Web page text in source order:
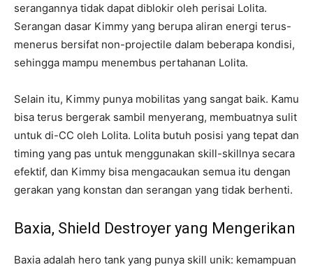
serangannya tidak dapat diblokir oleh perisai Lolita.
Serangan dasar Kimmy yang berupa aliran energi terus-
menerus bersifat non-projectile dalam beberapa kondisi,
sehingga mampu menembus pertahanan Lolita.
Selain itu, Kimmy punya mobilitas yang sangat baik. Kamu
bisa terus bergerak sambil menyerang, membuatnya sulit
untuk di-CC oleh Lolita. Lolita butuh posisi yang tepat dan
timing yang pas untuk menggunakan skill-skillnya secara
efektif, dan Kimmy bisa mengacaukan semua itu dengan
gerakan yang konstan dan serangan yang tidak berhenti.
Baxia, Shield Destroyer yang Mengerikan
Baxia adalah hero tank yang punya skill unik: kemampuan